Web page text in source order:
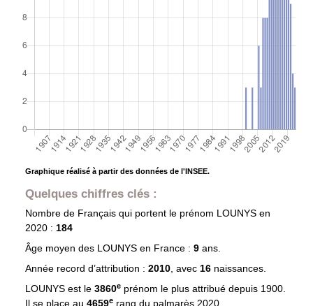
Graphique réalisé à partir des données de l'INSEE.
Quelques chiffres clés :
Nombre de Français qui portent le prénom LOUNYS en
2020 : 184
Âge moyen des LOUNYSen France : 9 ans.
Année record d’attribution : 2010, avec 16 naissances.
LOUNYS est le 3860eprénom le plus attribué depuis 1900.
Il se place au 4659e rang du palmarès 2020.